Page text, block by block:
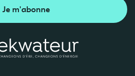
Je m'abonne